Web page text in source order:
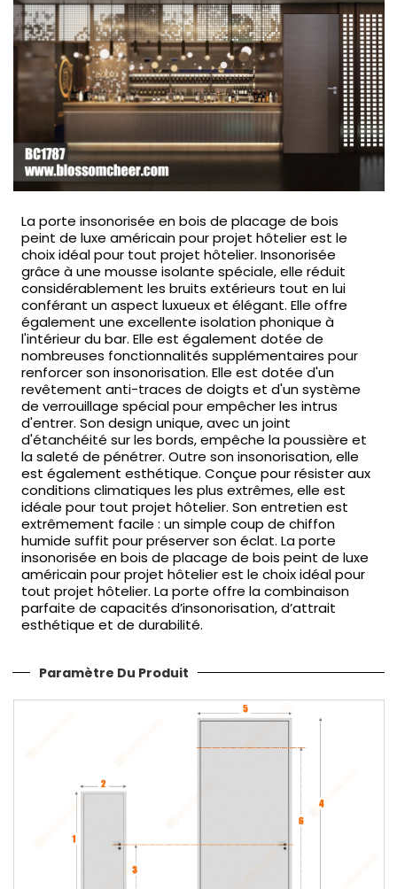
La porte insonorisée en bois de placage de bois
peint de luxe américain pour projet hôtelier est le
choix idéal pour tout projet hôtelier. Insonorisée
grâce à une mousse isolante spéciale, elle réduit
considérablement les bruits extérieurs tout en lui
conférant un aspect luxueux et élégant. Elle offre
également une excellente isolation phonique à
l'intérieur du bar. Elle est également dotée de
nombreuses fonctionnalités supplémentaires pour
renforcer son insonorisation. Elle est dotée d'un
revêtement anti-traces de doigts et d'un système
de verrouillage spécial pour empêcher les intrus
d'entrer. Son design unique, avec un joint
d'étanchéité sur les bords, empêche la poussière et
la saleté de pénétrer. Outre son insonorisation, elle
est également esthétique. Conçue pour résister aux
conditions climatiques les plus extrêmes, elle est
idéale pour tout projet hôtelier. Son entretien est
extrêmement facile : un simple coup de chiffon
humide suffit pour préserver son éclat. La porte
insonorisée en bois de placage de bois peint de luxe
américain pour projet hôtelier est le choix idéal pour
tout projet hôtelier. La porte offre la combinaison
parfaite de capacités d’insonorisation, d’attrait
esthétique et de durabilité.
Paramètre Du Produit